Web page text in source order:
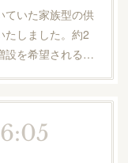
ていた家族型の供
たしました。約2
設を希望される…